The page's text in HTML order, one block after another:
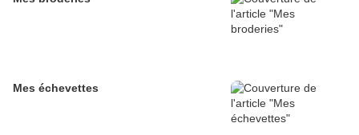
Mes échevettes